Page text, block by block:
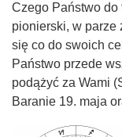
Czego Państwo do
pionierski, w parze
się co do swoich
Państwo przede
podążyć za Wami
Baranie 19. maja